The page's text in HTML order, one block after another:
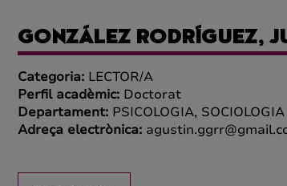
GONZÁLEZ RODRÍGUEZ,
Categoria: LECTOR/A
Perfil acadèmic: Doctorat
Departament: PSICOLOGIA,
Adreça electrònica: